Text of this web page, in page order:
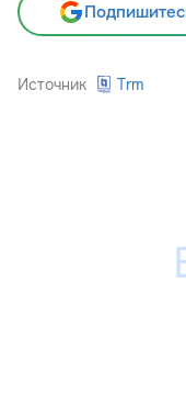
Источник Trm